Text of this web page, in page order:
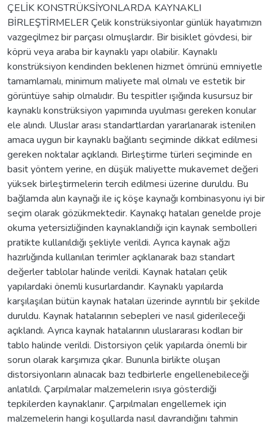
ÇELİK KONSTRÜKSİYONLARDA KAYNAKLI
BİRLEŞTİRMELER Çelik konstrüksiyonlar günlük hayatımızın
vazgeçilmez bir parçası olmuşlardır. Bir bisiklet gövdesi, bir
köprü veya araba bir kaynaklı yapı olabilir. Kaynaklı
konstrüksiyon kendinden beklenen hizmet ömrünü emniyetle
tamamlamalı, minimum maliyete mal olmalı ve estetik bir
görüntüye sahip olmalıdır. Bu tespitler ışığında kusursuz bir
kaynaklı konstrüksiyon yapımında uyulması gereken konular
ele alındı. Uluslar arası standartlardan yararlanarak istenilen
amaca uygun bir kaynaklı bağlantı seçiminde dikkat edilmesi
gereken noktalar açıklandı. Birleştirme türleri seçiminde en
basit yöntem yerine, en düşük maliyette mukavemet değeri
yüksek birleştirmelerin tercih edilmesi üzerine duruldu. Bu
bağlamda alın kaynağı ile iç köşe kaynağı kombinasyonu iyi bir
seçim olarak gözükmektedir. Kaynakçı hataları genelde proje
okuma yetersizliğinden kaynaklandığı için kaynak sembolleri
pratikte kullanıldığı şekliyle verildi. Ayrıca kaynak ağzı
hazırlığında kullanılan terimler açıklanarak bazı standart
değerler tablolar halinde verildi. Kaynak hataları çelik
yapılardaki önemli kusurlardandır. Kaynaklı yapılarda
karşılaşılan bütün kaynak hataları üzerinde ayrıntılı bir şekilde
duruldu. Kaynak hatalarının sebepleri ve nasıl giderileceği
açıklandı. Ayrıca kaynak hatalarının uluslararası kodları bir
tablo halinde verildi. Distorsiyon çelik yapılarda önemli bir
sorun olarak karşımıza çıkar. Bununla birlikte oluşan
distorsiyonların alınacak bazı tedbirlerle engellenebileceği
anlatıldı. Çarpılmalar malzemelerin ısıya gösterdiği
tepkilerden kaynaklanır. Çarpılmaları engellemek için
malzemelerin hangi koşullarda nasıl davrandığını tahmin